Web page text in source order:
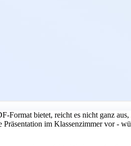
bietet, reicht es nicht ganz
Präsentation im Klassenzimmer vor -